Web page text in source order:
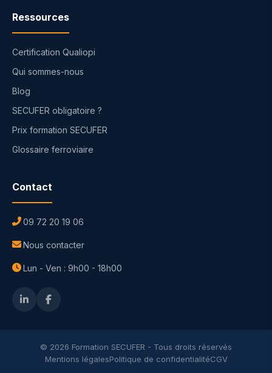
Ressources
Certification Qualiopi
Qui sommes-nous
Blog
SECUFER obligatoire ?
Prix formation SECUFER
Glossaire ferroviaire
Contact
09 72 20 19 06
Nous contacter
Lun - Ven : 9h00 - 18h00
© 2026 Formation SECUFER - Tous droits réservés
Mentions légalesPolitique de confidentialitéCGV